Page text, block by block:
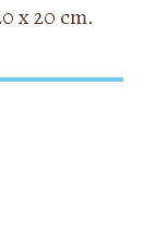
x 20 cm.